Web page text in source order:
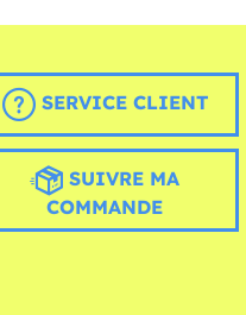
SERVICE CLIENT
SUIVRE MA
COMMANDE